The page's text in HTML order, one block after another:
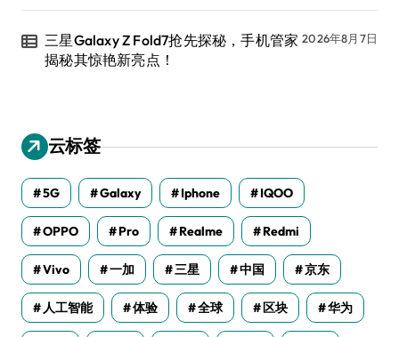
三星Galaxy Z Fold7抢先探秘，手机管家
揭秘其惊艳新亮点！
2026年8月7日
云标签
5G Galaxy Iphone IQOO
OPPO Pro Realme Redmi
Vivo 一加 三星 中国 京东
人工智能 体验 全球 区块 华为